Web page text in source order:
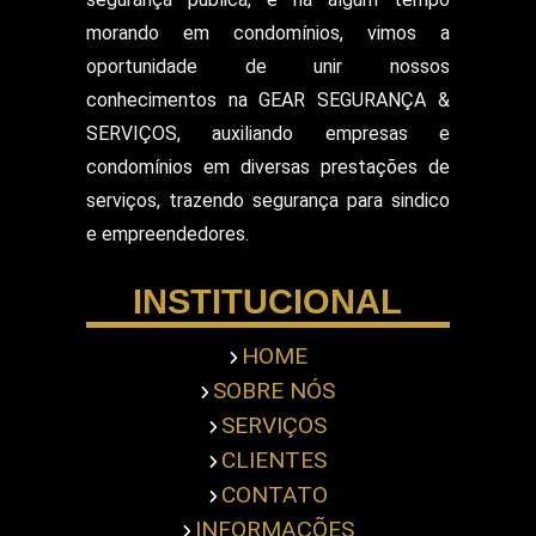
Segurança Particular Armado
Segurança Patrimonial E Monitoramento
Segurança Patrimonial em Hospitais
Segurança Patrimonial Eventos
Serviço de Escolta Armada
Empresa de Segurança em Mercado
Empresa de Segurança em Shopping Center
Serviço de Ronda com Viatura
Serviços de Portaria
Servicos Gerais Portaria
Serviços Terceirizado Portaria
Empresa de Segurança Pessoal
Terceirização de Atendimento
Terceirização de Limpeza Predial
morando em condomínios, vimos a
oportunidade de unir nossos
conhecimentos na GEAR SEGURANÇA &
SERVIÇOS, auxiliando empresas e
condomínios em diversas prestações de
serviços, trazendo segurança para sindico
e empreendedores.
INSTITUCIONAL
HOME
SOBRE NÓS
SERVIÇOS
CLIENTES
CONTATO
INFORMAÇÕES